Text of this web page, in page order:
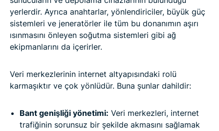
yerlerdir. Ayrıca anahtarlar, yönlendiriciler, büyük güç
sistemleri ve jeneratörler ile tüm bu donanımın aşırı
ısınmasını önleyen soğutma sistemleri gibi ağ
ekipmanlarını da içerirler.
Veri merkezlerinin internet altyapısındaki rolü
karmaşıktır ve çok yönlüdür. Buna şunlar dahildir:
Bant genişliği yönetimi: Veri merkezleri, internet
trafiğinin sorunsuz bir şekilde akmasını sağlamak